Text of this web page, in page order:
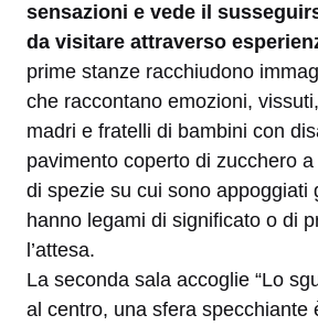
sensazioni e vede il
da visitare attraverso
prime stanze racchiudono
che raccontano emozioni,
madri e fratelli di bambini con
pavimento coperto di zucchero
di spezie su cui sono appoggiati
hanno legami di significato o di
l’attesa.
La seconda sala accoglie “Lo
al centro, una sfera specchiante